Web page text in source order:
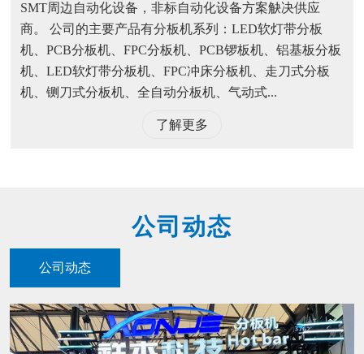
SMT周边自动化设备，非标自动化设备方案觖决供应
商。 公司的主要产品有分板机系列：LED软灯带分板
机、PCB分板机、FPC分板机、PCB锣板机、铝基板分板
机、LED软灯带分板机、FPC冲床分板机、走刀式分板
机、铡刀式分板机、全自动分板机、气动式...
了解更多
公司动态
公司动态